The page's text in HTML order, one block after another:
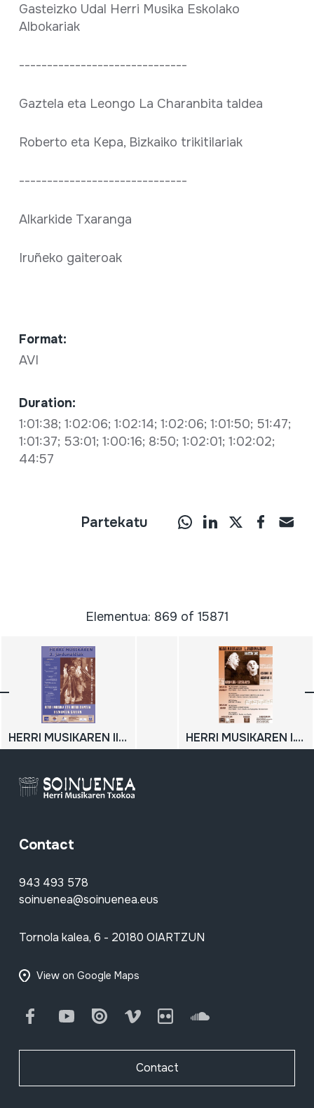
Gasteizko Udal Herri Musika Eskolako
Albokariak
------------------------------
Gaztela eta Leongo La Charanbita taldea
Roberto eta Kepa, Bizkaiko trikitilariak
------------------------------
Alkarkide Txaranga
Iruñeko gaiteroak
Format:
AVI
Duration:
1:01:38; 1:02:06; 1:02:14; 1:02:06; 1:01:50; 51:47;
1:01:37; 53:01; 1:00:16; 8:50; 1:02:01; 1:02:02;
44:57
Partekatu
Elementua: 869 of 15871
HERRI MUSIKAREN III. JARDUNALDIAK: Herri musika eta herri dantza hezkuntza sarean; 3. Herri Musika Jardunaldiak; 2004-11-27; 2004-11-28; Oiartzun; Soinuenea HERRI MUSIKAREN I. JARDUNALDIAK: Herri musika-bertsolaritza; 2002-11-30; 2002-12-01; Oiartzun; Soinuenea
Contact
943 493 578
soinuenea@soinuenea.eus
Tornola kalea, 6 - 20180 OIARTZUN
View on Google Maps
FacebookYoutube Issuu Vimeo Flickr SoundCloud
Contact